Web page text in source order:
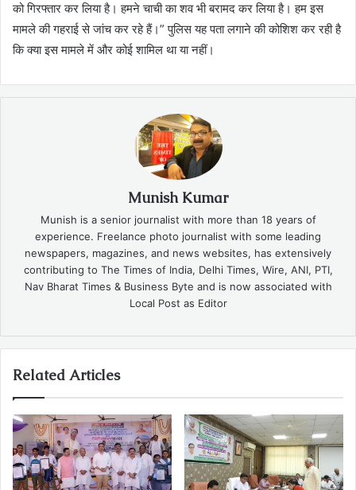
को गिरफ्तार कर लिया है। हमने चाची का शव भी बरामद कर लिया है। हम इस
मामले की गहराई से जांच कर रहे हैं।” पुलिस यह पता लगाने की कोशिश कर रही है
कि क्या इस मामले में और कोई शामिल था या नहीं।
Munish Kumar
Munish is a senior journalist with more than 18 years of
experience. Freelance photo journalist with some leading
newspapers, magazines, and news websites, has extensively
contributing to The Times of India, Delhi Times, Wire, ANI, PTI,
Nav Bharat Times & Business Byte and is now associated with
Local Post as Editor
Related Articles